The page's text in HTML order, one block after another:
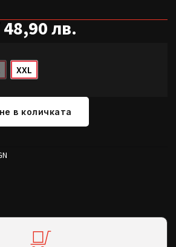
лв.
XXL
в количката